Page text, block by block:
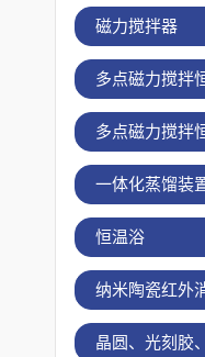
磁力搅拌器
多点磁力搅拌
多点磁力搅拌
一体化蒸馏装
恒温浴
纳米陶瓷红外